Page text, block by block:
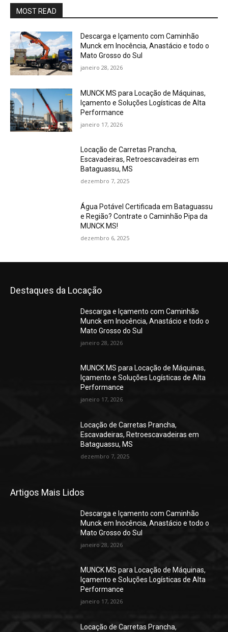
MOST READ
Descarga e Içamento com Caminhão
Munck em Inocência, Anastácio e todo o
Mato Grosso do Sul
janeiro 28, 2026
MUNCK MS para Locação de Máquinas,
Içamento e Soluções Logísticas de Alta
Performance
janeiro 17, 2026
Locação de Carretas Prancha,
Escavadeiras, Retroescavadeiras em
Bataguassu, MS
dezembro 7, 2025
Água Potável Certificada em Bataguassu
e Região? Contrate o Caminhão Pipa da
MUNCK MS!
dezembro 6, 2025
Destaques da Locação
Descarga e Içamento com Caminhão
Munck em Inocência, Anastácio e todo o
Mato Grosso do Sul
janeiro 28, 2026
MUNCK MS para Locação de Máquinas,
Içamento e Soluções Logísticas de Alta
Performance
janeiro 17, 2026
Locação de Carretas Prancha,
Escavadeiras, Retroescavadeiras em
Bataguassu, MS
dezembro 7, 2025
Artigos Mais Lidos
Descarga e Içamento com Caminhão
Munck em Inocência, Anastácio e todo o
Mato Grosso do Sul
janeiro 28, 2026
MUNCK MS para Locação de Máquinas,
Içamento e Soluções Logísticas de Alta
Performance
janeiro 17, 2026
Locação de Carretas Prancha,